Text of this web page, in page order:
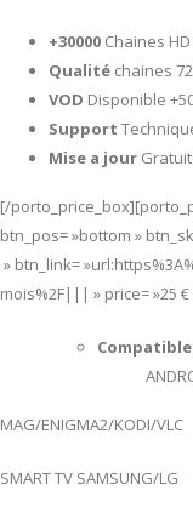
+30000 Chaines
Qualité chaines
VOD Disponible
Support
Mise a jour
[/
btn_pos= »bottom »
» btn_link=
mois%2F||| » price= »25 €
Compatible
MAG/ENIGMA2/KODI/VLC
SMART TV SAMSUNG/LG